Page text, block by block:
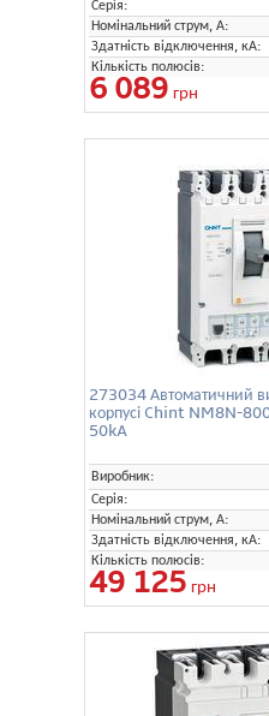
Серія:
Номінальний струм, А:
Здатність відключення, кА:
Кількість полюсів:
6 089 грн
273034 Автоматичний
корпусі Chint NM8N-
50kA
Виробник:
Серія:
Номінальний струм, А:
Здатність відключення, кА:
Кількість полюсів:
49 125 грн